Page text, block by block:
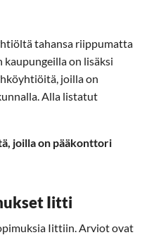
tahansa riippumatta
on lisäksi
joilla on
Alla listatut
joilla on pääkonttori
Iitti
Iittiin. Arviot ovat